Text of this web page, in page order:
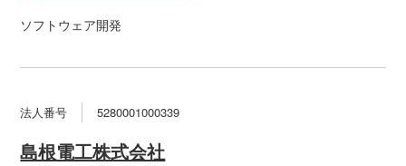
ソフトウェア開発
法人番号 5280001000339
島根電工株式会社